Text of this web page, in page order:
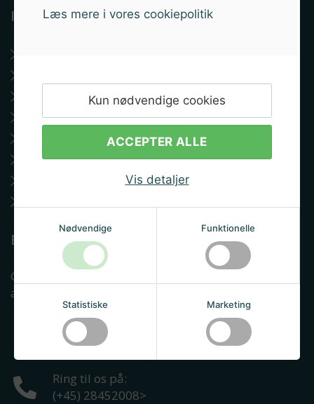
Læs mere i vores cookiepolitik
Kun nødvendige cookies
ACCEPTER ALLE
Vis detaljer
Nødvendige Funktionelle
Statistiske Marketing
Information
Returnering
Handelsbetingelser
FAQ
Cookie- og privatlivspolitik
Butik og kundeservice
Giv os et kald eller besøg vores butik. Vi står klar til
at hjælpe dig vedr. ølbrygning og materialevalg.
Brøndagervej 22
4736 Karrebæksminde
Ring til os på:
(+45) 28452008>